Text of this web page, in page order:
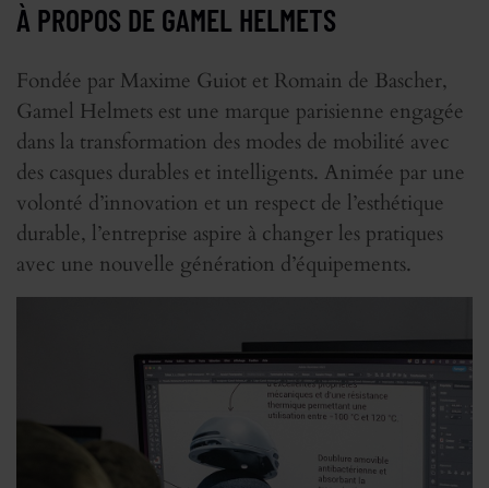
À PROPOS DE GAMEL HELMETS
Fondée par Maxime Guiot et Romain de Bascher,
Gamel Helmets est une marque parisienne engagée
dans la transformation des modes de mobilité avec
des casques durables et intelligents. Animée par une
volonté d’innovation et un respect de l’esthétique
durable, l’entreprise aspire à changer les pratiques
avec une nouvelle génération d’équipements.